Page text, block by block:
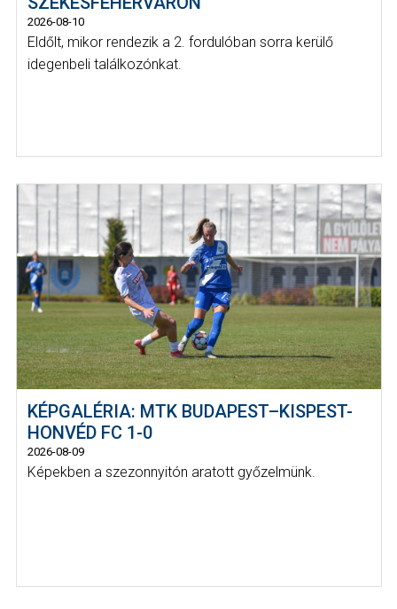
2026-08-10
Eldőlt, mikor rendezik a 2. fordulóban sorra kerülő
idegenbeli találkozónkat.
KÉPGALÉRIA: MTK BUDAPEST–KISPEST-
HONVÉD FC 1-0
2026-08-09
Képekben a szezonnyitón aratott győzelmünk.